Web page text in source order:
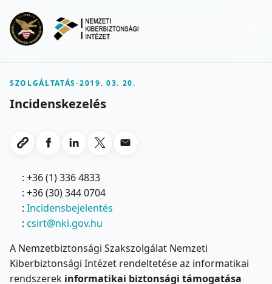
SZOLGÁLTATÁS-2019. 03. 20.
Incidenskezelés
Link masolasa
Megosztas Facebookon
Megosztas LinkedInen
Megosztas X-en
Megosztas emailben
: +36 (1) 336 4833
: +36 (30) 344 0704
: Incidensbejelentés
: csirt@nki.gov.hu
A Nemzetbiztonsági Szakszolgálat Nemzeti
Kiberbiztonsági Intézet rendeltetése az informatikai
rendszerek informatikai biztonsági támogatása